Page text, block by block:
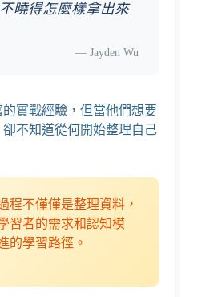
曉得怎麼樣拿出來
—Jayden Wu
實戰經驗，但當他們想要
不知道從何開始整理自己
程不僅僅是整理資料，
習者的需求和認知模
的學習路徑。